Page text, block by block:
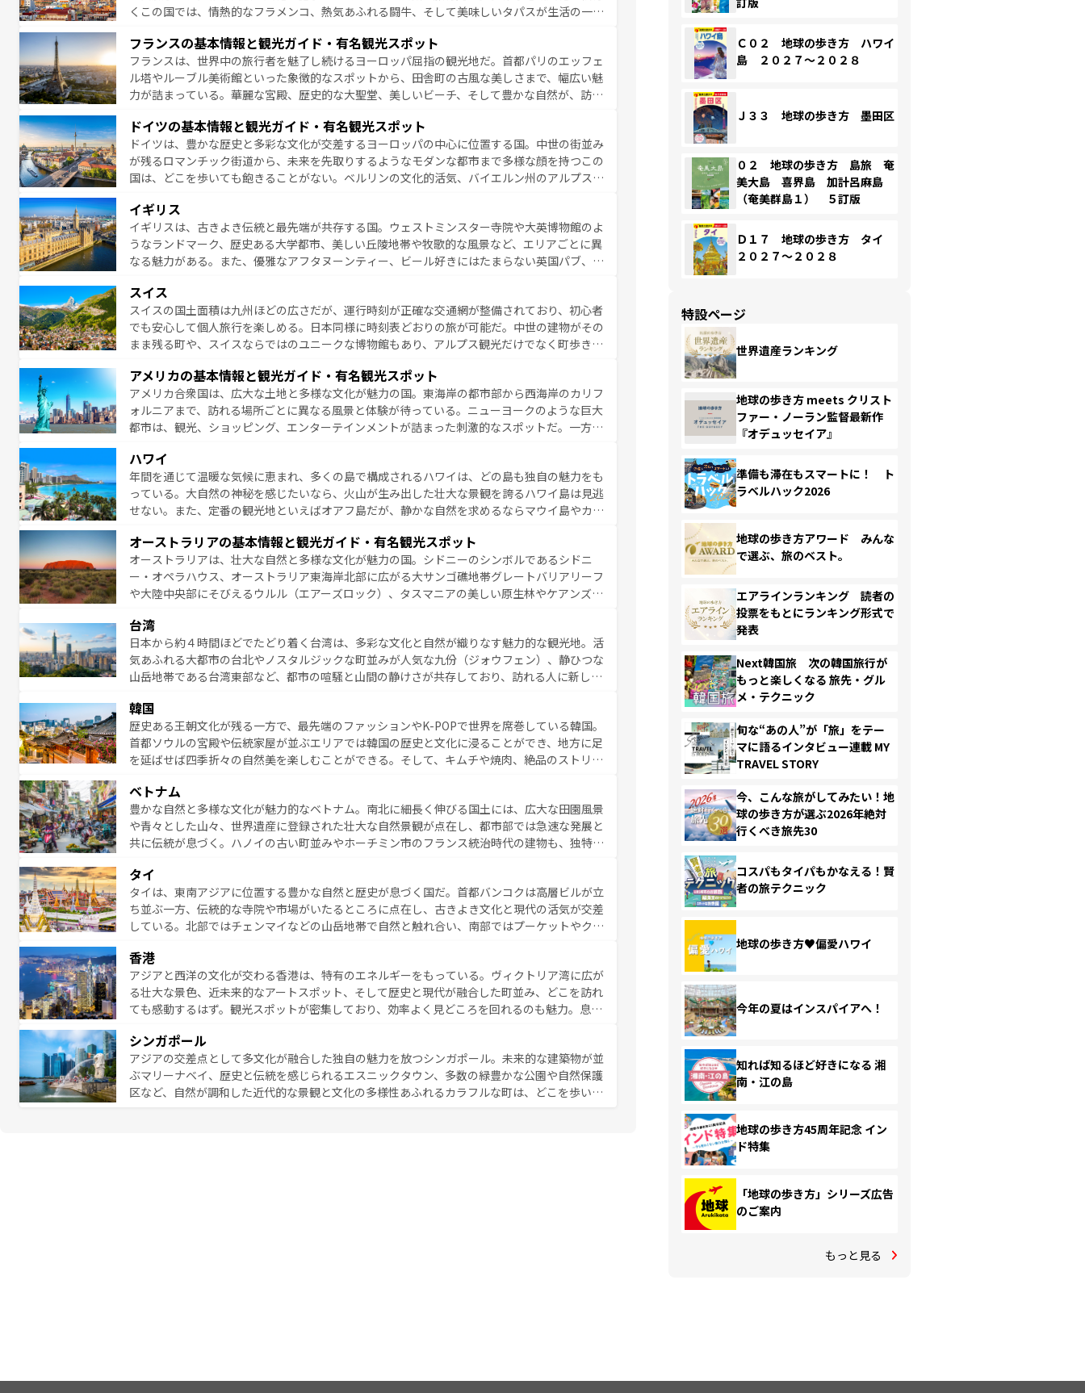
くこの国では、情熱的なフラメンコ、熱気あふれる闘牛、そして美味しいタパスが生活の一部
ら、地方では古代ローマ遺跡や中世の城塞都市、穏やかなビーチリゾートまで多彩な表情を見
せる。地方によって風土や気候が異なるスペインはその個性で訪れる人を魅了する。 なお、
新着のスペイン情報はコンテンツ一覧を参照してほしい。
フランスの基本情報と観光ガイド・有名観光スポット
フランスは、世界中の旅行者を魅了し続けるヨーロッパ屈指の観光地だ。首都パリのエッフェ
ル塔やルーブル美術館といった象徴的なスポットから、田舎町の古風な美しさまで、幅広い魅
力が詰まっている。華麗な宮殿、歴史的な大聖堂、美しいビーチ、そして豊かな自然が、訪れ
無形文化遺産にも登録されている。シャンパンの発祥地であるランス、プロヴァンスの香り高
いラベンダー畑など、多彩な楽しみ方が可能だ。さらに、パリ以外の地域にも魅力が溢れてお
り、どの街角にも豊かな歴史と文化が息づいている。パリ以外の個性あふれる地方に足を運ぶ
とそれぞれで全く異なる文化を体験できるだろう。 なお、新着のフランス情報はコンテンツ
ドイツの基本情報と観光ガイド・有名観光スポット
ドイツは、豊かな歴史と多彩な文化が交差するヨーロッパの中心に位置する国。中世の街並み
が残るロマンチック街道から、未来を先取りするようなモダンな都市まで多様な顔を持つこの
国は、どこを歩いても飽きることがない。ベルリンの文化的活気、バイエルン州のアルプスの
ら地元の人と過ごす楽しい時間は、お酒好きな人にはぜひ体験してほしい。 なお、新着のド
イツ情報はコンテンツ一覧を参照してほしい。
イギリス
イギリスは、古きよき伝統と最先端が共存する国。ウェストミンスター寺院や大英博物館のよ
うなランドマーク、歴史ある大学都市、美しい丘陵地帯や牧歌的な風景など、エリアごとに異
なる魅力がある。また、優雅なアフタヌーンティー、ビール好きにはたまらない英国パブ、サ
お、新着のイギリス情報は
スイス
スイスの国土面積は九州ほどの広さだが、運行時刻が正確な交通網が整備されており、初心者
でも安心して個人旅行を楽しめる。日本同様に時刻表どおりの旅が可能だ。中世の建物がその
まま残る町や、スイスならではのユニークな博物館もあり、アルプス観光だけでなく町歩きも
ービスもあり、うまく活用すれば市内交通費無料で観光を楽しむこともできる。 なお、新着
のスイス情報はコンテンツ一覧 を参照してほしい。
アメリカの基本情報と観光ガイド・有名観光スポット
アメリカ合衆国は、広大な土地と多様な文化が魅力の国。東海岸の都市部から西海岸のカリフ
ォルニアまで、訪れる場所ごとに異なる風景と体験が待っている。ニューヨークのような巨大
都市は、観光、ショッピング、エンターテインメントが詰まった刺激的なスポットだ。一方、
絶景が堪能できる。さらに、南部のニューオーリンズでは、音楽と美食が融合した独特の文化
が魅力。旅行者はアメリカの各地域で異なる魅力を楽しみながら、その多様性と豊かな歴史を
感じることができるだろう。車でのロードトリップや列車の旅も、アメリカならではの贅沢な
旅のスタイルだ。 なお、新着のアメリカ情報はコンテンツ一覧を参照してほしい。
ハワイ
年間を通じて温暖な気候に恵まれ、多くの島で構成されるハワイは、どの島も独自の魅力をも
っている。大自然の神秘を感じたいなら、火山が生み出した壮大な景観を誇るハワイ島は見逃
せない。また、定番の観光地といえばオアフ島だが、静かな自然を求めるならマウイ島やカウ
る。「アロハスピリット」と呼ばれるおもてなしの心で訪れる人々を迎えてくれるハワイの
人々、おいしいローカルフードやハワイアンミュージック、伝統的なフラダンスなど、すべて
がハワイの魅力を彩っている。訪れるたびに新しい発見と感動が待っているハワイを、存分に
味わってほしい。 なお、新着のハワイ情報はコンテンツ一覧を参照してほしい。
オーストラリアの基本情報と観光ガイド・有名観光スポット
オーストラリアは、壮大な自然と多様な文化が魅力の国。シドニーのシンボルであるシドニ
ー・オペラハウス、オーストラリア東海岸北部に広がる大サンゴ礁地帯グレートバリアリーフ
や大陸中央部にそびえるウルル（エアーズロック）、タスマニアの美しい原生林やケアンズの
豊かで、美味しいものであふれている。アクティビティも充実しており、サーフィンやダイビ
ング、ハイキングなど、アウトドア好きにはたまらない。オーストラリアの多彩な魅力を存分
に味わいつくそう。 なお、新着のオーストラリア情報はコンテンツ一覧を参照してほしい。
台湾
日本から約４時間ほどでたどり着く台湾は、多彩な文化と自然が織りなす魅力的な観光地。活
気あふれる大都市の台北やノスタルジックな町並みが人気な九份（ジォウフェン）、静ひつな
山岳地帯である台湾東部など、都市の喧騒と山間の静けさが共存しており、訪れる人に新しい
から高級料理、ヘルシーで美容にもいいと評判のスイーツなど、バラエティ豊かな料理が味わ
える。 なお、新着の台湾情報はコンテンツ一覧を参照してほしい。
韓国
歴史ある王朝文化が残る一方で、最先端のファッションやK-POPで世界を席巻している韓国。
首都ソウルの宮殿や伝統家屋が並ぶエリアでは韓国の歴史と文化に浸ることができ、地方に足
を延ばせば四季折々の自然美を楽しむことができる。そして、キムチや焼肉、絶品のストリー
能できる。あたたかいホスピタリティに包まれながら、韓国の多彩な魅力を心ゆくまで味わっ
てみてほしい。 なお、新着の韓国情報はコンテンツ一覧を参照してほしい。
ベトナム
豊かな自然と多様な文化が魅力的なベトナム。南北に細長く伸びる国土には、広大な田園風景
や青々とした山々、世界遺産に登録された壮大な自然景観が点在し、都市部では急速な発展と
共に伝統が息づく。ハノイの古い町並みやホーチミン市のフランス統治時代の建物も、独特の
まないベトナム料理も魅力のひとつ。フォーやバインミー、ベトナムコーヒーなどは、ぜひ現
地で味わいたい。どの地域を訪れてもあたたかい人々が旅行者を迎えてくれるので、きっと忘
れられない旅になるはずだ。 なお、新着のベトナム情報はコンテンツ一覧を参照してほし
い。
タイ
タイは、東南アジアに位置する豊かな自然と歴史が息づく国だ。首都バンコクは高層ビルが立
ち並ぶ一方、伝統的な寺院や市場がいたるところに点在し、古きよき文化と現代の活気が交差
している。北部ではチェンマイなどの山岳地帯で自然と触れ合い、南部ではプーケットやクラ
ら高級レストランまで味覚を刺激する。気候は一年中温暖で、どの季節にも異なる楽しみが待
っている。親しみやすいタイの人々、仏教を中心とした文化、そして多様な観光資源が、訪れ
る旅人を魅了し続ける。 なお、新着のタイ情報はコンテンツ一覧を参照してほしい。
香港
アジアと西洋の文化が交わる香港は、特有のエネルギーをもっている。ヴィクトリア湾に広が
る壮大な景色、近未来的なアートスポット、そして歴史と現代が融合した町並み、どこを訪れ
ても感動するはず。観光スポットが密集しており、効率よく見どころを回れるのも魅力。息を
報はコンテンツ一覧
シンガポール
アジアの交差点として多文化が融合した独自の魅力を放つシンガポール。未来的な建築物が並
ぶマリーナベイ、歴史と伝統を感じられるエスニックタウン、多数の緑豊かな公園や自然保護
区など、自然が調和した近代的な景観と文化の多様性あふれるカラフルな町は、どこを歩いて
Ｃ０２ 地球の歩き方 ハワイ
島 ２０２７～２０２８
Ｊ３３ 地球の歩き方 墨田区
０２ 地球の歩き方 島旅 奄
美大島 喜界島 加計呂麻島
（奄美群島１） ５訂版
Ｄ１７ 地球の歩き方 タイ
２０２７～２０２８
特設ページ
世界遺産ランキング
地球の歩き方 meets クリスト
ファー・ノーラン監督最新作
『オデュッセイア』
準備も滞在もスマートに！ ト
ラベルハック2026
地球の歩き方アワード みんな
で選ぶ、旅のベスト。
エアラインランキング 読者の
投票をもとにランキング形式で
発表
Next韓国旅 次の韓国旅行が
もっと楽しくなる 旅先・グル
メ・テクニック
旬な“あの人”が「旅」をテー
マに語るインタビュー連載 MY
TRAVEL STORY
今、こんな旅がしてみたい！地
球の歩き方が選ぶ2026年絶対
行くべき旅先30
コスパもタイパもかなえる！賢
者の旅テクニック
地球の歩き方♥偏愛ハワイ
今年の夏はインスパイアへ！
知れば知るほど好きになる 湘
南・江の島
地球の歩き方45周年記念 イン
ド特集
「地球の歩き方」シリーズ広告
のご案内
もっと見る